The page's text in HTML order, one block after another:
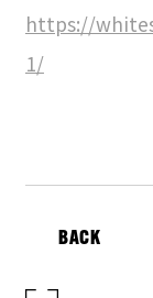
https://
1/
BACK